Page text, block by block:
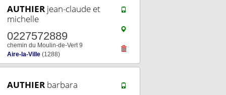
AUTHIER jean-claude et
michelle
0227572889
chemin du Moulin-de-Vert 9
Aire-la-Ville (1288)
AUTHIER barbara